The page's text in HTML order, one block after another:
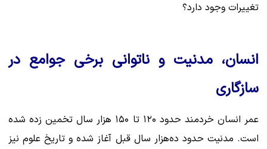
تغییرات وجود دارد؟
انسان، مدنیت و ناتوانی برخی جوامع در
سازگاری
عمر انسان خردمند حدود ۱۲۰ تا ۱۵۰ هزار سال تخمین زده شده
است. مدنیت حدود ده‌هزار سال قبل آغاز شده و تاریخ علوم نیز